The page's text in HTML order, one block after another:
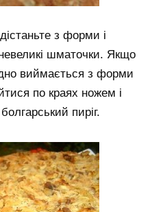
з форми і
шматочки. Якщо
виймається з форми
по краях ножем і
пиріг.